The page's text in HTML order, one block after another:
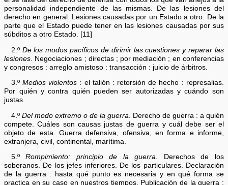
personalidad independiente de las mismas. De las lesiones del
derecho en general. Lesiones causadas por un Estado a otro. De la
parte que el Estado puede tener en las lesiones causadas por sus
súbditos a otro Estado. [11]
2.º De los modos pacíficos de dirimir las cuestiones y reparar las
lesiones . Negociaciones ; directas ; por mediación ; en conferencias
y congresos : arreglo amistoso : transacción : juicio de árbitros.
3.º Medios violentos : el talión : retorsión de hecho : represalias.
Por quién y contra quién pueden ser autorizadas y cuándo son
justas.
4.º Del modo extremo o de la guerra . Derecho de guerra : a quién
compete. Cuáles son causas justas de guerra y cuál debe ser el
objeto de esta. Guerra defensiva, ofensiva, en forma e informe,
extranjera, civil, continental, marítima.
5.ºRompimiento: principio de la guerra. Derechos de los
soberanos. De los jefes inferiores. De los particulares. Declaración
de la guerra : hasta qué punto es necesaria y en qué forma se
practica en su caso en nuestros tiempos. Publicación de la guerra :